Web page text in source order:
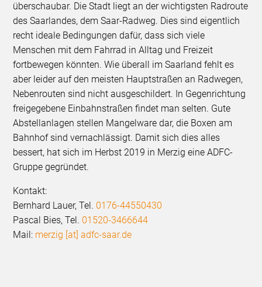
überschaubar. Die Stadt liegt an der wichtigsten Radroute
des Saarlandes, dem Saar-Radweg. Dies sind eigentlich
recht ideale Bedingungen dafür, dass sich viele
Menschen mit dem Fahrrad in Alltag und Freizeit
fortbewegen könnten. Wie überall im Saarland fehlt es
aber leider auf den meisten Hauptstraßen an Radwegen,
Nebenrouten sind nicht ausgeschildert. In Gegenrichtung
freigegebene Einbahnstraßen findet man selten. Gute
Abstellanlagen stellen Mangelware dar, die Boxen am
Bahnhof sind vernachlässigt. Damit sich dies alles
bessert, hat sich im Herbst 2019 in Merzig eine ADFC-
Gruppe gegründet.
Kontakt:
Bernhard Lauer, Tel. 0176-44550430
Pascal Bies, Tel. 01520-3466644
Mail: merzig [at] adfc-saar.de